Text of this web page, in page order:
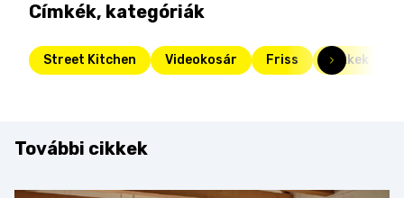
Címkék, kategóriák
Street Kitchen Videokosár Friss Cikkek
További cikkek